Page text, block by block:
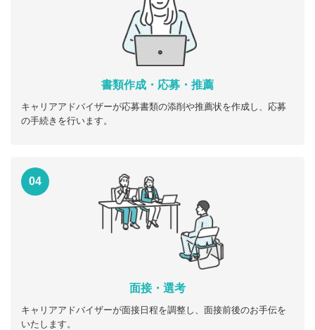
書類作成・応募・推薦
キャリアアドバイザーが応募書類の添削や推薦状を作成し、応募
の手続きを行います。
04
面接・選考
キャリアアドバイザーが面接日程を調整し、面接前後のお手伝を
いたします。